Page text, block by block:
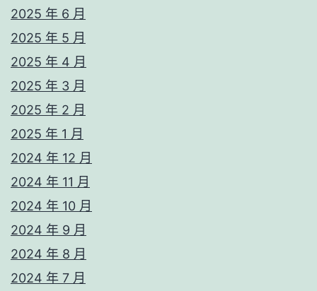
2025 年 6 月
2025 年 5 月
2025 年 4 月
2025 年 3 月
2025 年 2 月
2025 年 1 月
2024 年 12 月
2024 年 11 月
2024 年 10 月
2024 年 9 月
2024 年 8 月
2024 年 7 月